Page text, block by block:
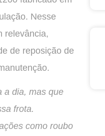
Nesse
relevância,
de reposição de
a dia, mas que
frota.
como roubo